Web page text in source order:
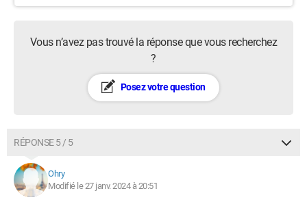
Vous n’avez pas trouvé la réponse que vous recherchez
?
Posez votre question
RÉPONSE 5 / 5
Ohry
Modifié le 27 janv. 2024 à 20:51